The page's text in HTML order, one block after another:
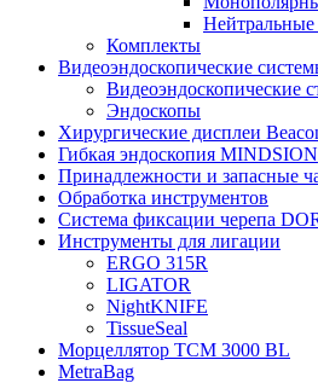
Нейтральные
Комплекты
Видеоэндоскопические
Видеоэндоскопические
Эндоскопы
Хирургические дисплеи
Гибкая эндоскопия MINDSION
Принадлежности и запасные
Обработка инструментов
Система фиксации черепа
Инструменты для лигации
ERGO 315R
LIGATOR
NightKNIFE
TissueSeal
Морцеллятор ТСМ 3000 BL
MetraBag